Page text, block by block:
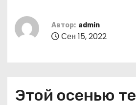
Автор: admin
Сен 15, 2022
Этой осенью